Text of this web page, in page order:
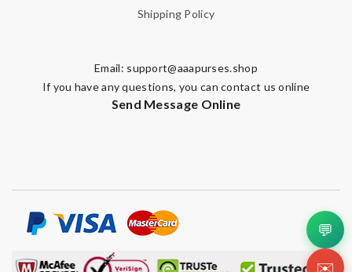
Shipping Policy
Email: support@aaapurses.shop
If you have any questions, you can contact us online
Send Message Online
💬
✉️